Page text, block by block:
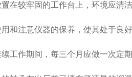
置在较牢固的工作台上，环境应清
用和注意仪器的保养，使其处于良
续工作期间，每三个月应做一次定